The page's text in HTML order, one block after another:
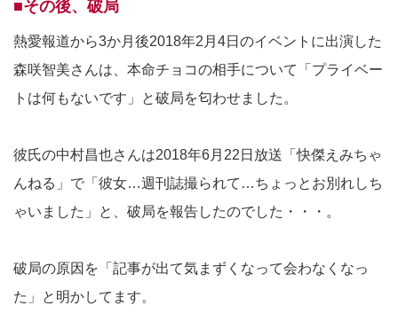
■その後、破局
熱愛報道から3か月後2018年2月4日のイベントに出演した
森咲智美さんは、本命チョコの相手について「プライベー
トは何もないです」と破局を匂わせました。
彼氏の中村昌也さんは2018年6月22日放送「快傑えみちゃ
んねる」で「彼女…週刊誌撮られて…ちょっとお別れしち
ゃいました」と、破局を報告したのでした・・・。
破局の原因を「記事が出て気まずくなって会わなくなっ
た」と明かしてます。